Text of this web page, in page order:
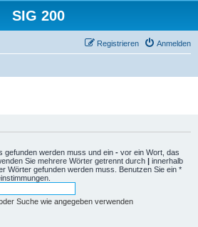
SIG 200
Anmelden
Registrieren
gefunden werden muss und ein - vor ein Wort, das
Sie mehrere Wörter getrennt durch | innerhalb
Wörter gefunden werden muss. Benutzen Sie ein *
Suche wie angegeben verwenden